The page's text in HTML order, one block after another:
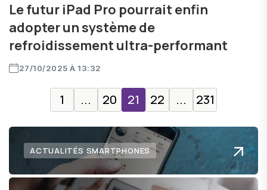
Le futur iPad Pro pourrait enfin
adopter un système de
refroidissement ultra-performant
27/10/2025 À 13:32
1 ... 20 21 22 ... 231
ACTUALITÉS SMARTPHONES